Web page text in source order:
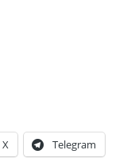
X Telegram